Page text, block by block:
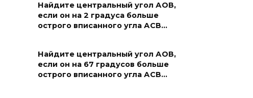
Найдите центральный угол АОВ,
если он на 2 градуса больше
острого вписанного угла АСВ…
Найдите центральный угол АОВ,
если он на 67 градусов больше
острого вписанного угла АСВ…